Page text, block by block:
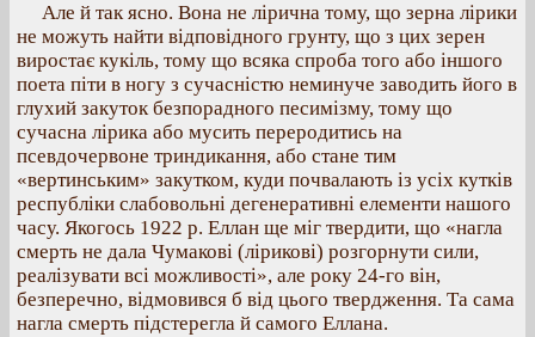
Але й так ясно. Вона не лірична тому, що зерна лірики
не можуть найти відповідного грунту, що з цих зерен
виростає кукіль, тому що всяка спроба того або іншого
поета піти в ногу з сучасністю неминуче заводить його в
глухий закуток безпорадного песимізму, тому що
сучасна лірика або мусить переродитись на
псевдочервоне триндикання, або стане тим
«вертинським» закутком, куди почвалають із усіх кутків
республіки слабовольні дегенеративні елементи нашого
часу. Якогось 1922 р. Еллан ще міг твердити, що «нагла
смерть не дала Чумакові (лірикові) розгорнути сили,
реалізувати всі можливості», але року 24-го він,
безперечно, відмовився б від цього твердження. Та сама
нагла смерть підстерегла й самого Еллана.